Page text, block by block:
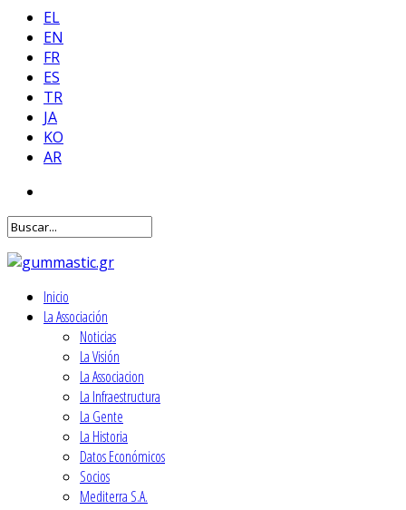
EL
EN
FR
ES
TR
JA
KO
AR
Inicio
La Associación
Noticias
La Visión
La Associacion
La Infraestructura
La Gente
La Historia
Datos Económicos
Socios
Mediterra S.A.